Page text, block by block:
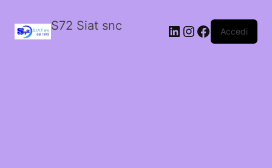
S72 Siat snc LinkedIn
Instagram
Facebook
Accedi